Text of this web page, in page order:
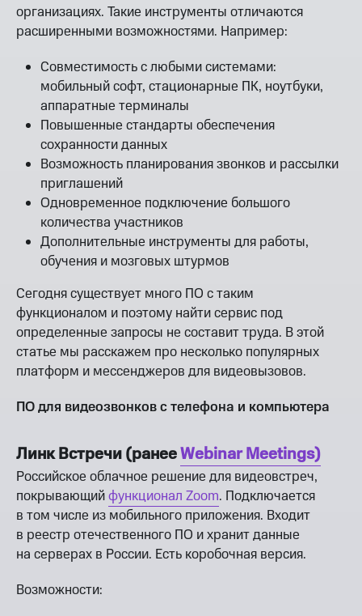
организациях. Такие инструменты отличаются
расширенными возможностями. Например:
Совместимость с любыми системами:
мобильный софт, стационарные ПК, ноутбуки,
аппаратные терминалы
Повышенные стандарты обеспечения
сохранности данных
Возможность планирования звонков и рассылки
приглашений
Одновременное подключение большого
количества участников
Дополнительные инструменты для работы,
обучения и мозговых штурмов
Сегодня существует много ПО с таким
функционалом и поэтому найти сервис под
определенные запросы не составит труда. В этой
статье мы расскажем про несколько популярных
платформ и мессенджеров для видеовызовов.
ПО для видеозвонков с телефона и компьютера
Линк Встречи (ранееWebinar Meetings)
Российское облачное решение для видеовстреч,
покрывающийфункционал Zoom. Подключается
в том числе из мобильного приложения. Входит
в реестр отечественного ПО и хранит данные
на серверах в России. Есть коробочная версия.
Возможности: